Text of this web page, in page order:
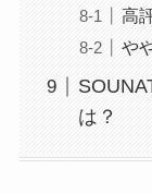
高
や
は？